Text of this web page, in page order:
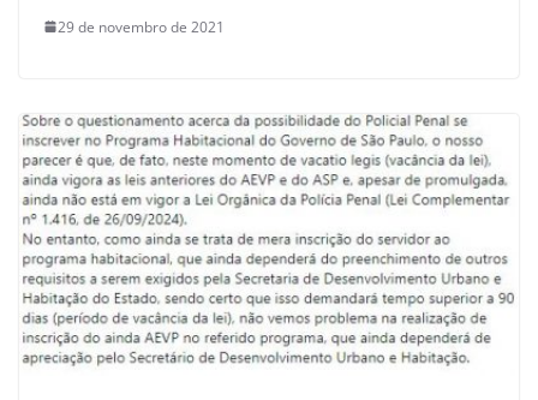
29 de novembro de 2021